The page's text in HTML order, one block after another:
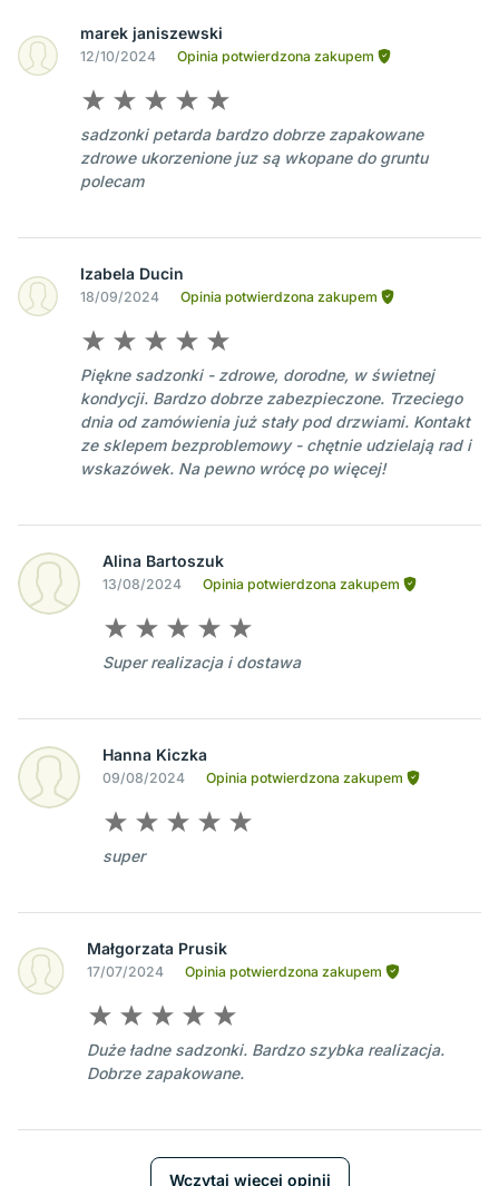
marek janiszewski
12/10/2024 Opinia potwierdzona zakupem
sadzonki petarda bardzo dobrze zapakowane
zdrowe ukorzenione juz są wkopane do gruntu
polecam
Izabela Ducin
18/09/2024 Opinia potwierdzona zakupem
Piękne sadzonki - zdrowe, dorodne, w świetnej
kondycji. Bardzo dobrze zabezpieczone. Trzeciego
dnia od zamówienia już stały pod drzwiami. Kontakt
ze sklepem bezproblemowy - chętnie udzielają rad i
wskazówek. Na pewno wrócę po więcej!
Alina Bartoszuk
13/08/2024 Opinia potwierdzona zakupem
Super realizacja i dostawa
Hanna Kiczka
09/08/2024 Opinia potwierdzona zakupem
super
Małgorzata Prusik
17/07/2024 Opinia potwierdzona zakupem
Duże ładne sadzonki. Bardzo szybka realizacja.
Dobrze zapakowane.
Wczytaj więcej opinii